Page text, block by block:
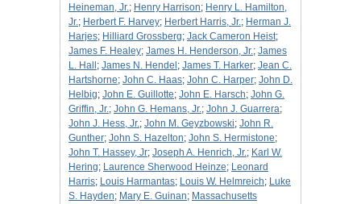
Heineman, Jr.; Henry Harrison; Henry L. Hamilton,
Jr.; Herbert F. Harvey; Herbert Harris, Jr.; Herman J.
Harjes; Hilliard Grossberg; Jack Cameron Heist;
James F. Healey; James H. Henderson, Jr.; James
L. Hall ; James N. Hendel ; James T. Harker; Jean C.
Hartshorne; John C. Haas; John C. Harper; John D.
Helbig; John E. Guillotte; John E. Harsch; John G.
Griffin, Jr.; John G. Hemans, Jr.; John J. Guarrera;
John J. Hess, Jr.; John M. Geyzbowski; John R.
Gunther; John S. Hazelton; John S. Hermistone;
John T. Hassey, Jr; Joseph A. Henrich, Jr.; Karl W.
Hering; Laurence Sherwood Heinze; Leonard
Harris; Louis Harmantas; Louis W. Helmreich; Luke
S. Hayden; Mary E. Guinan; Massachusetts